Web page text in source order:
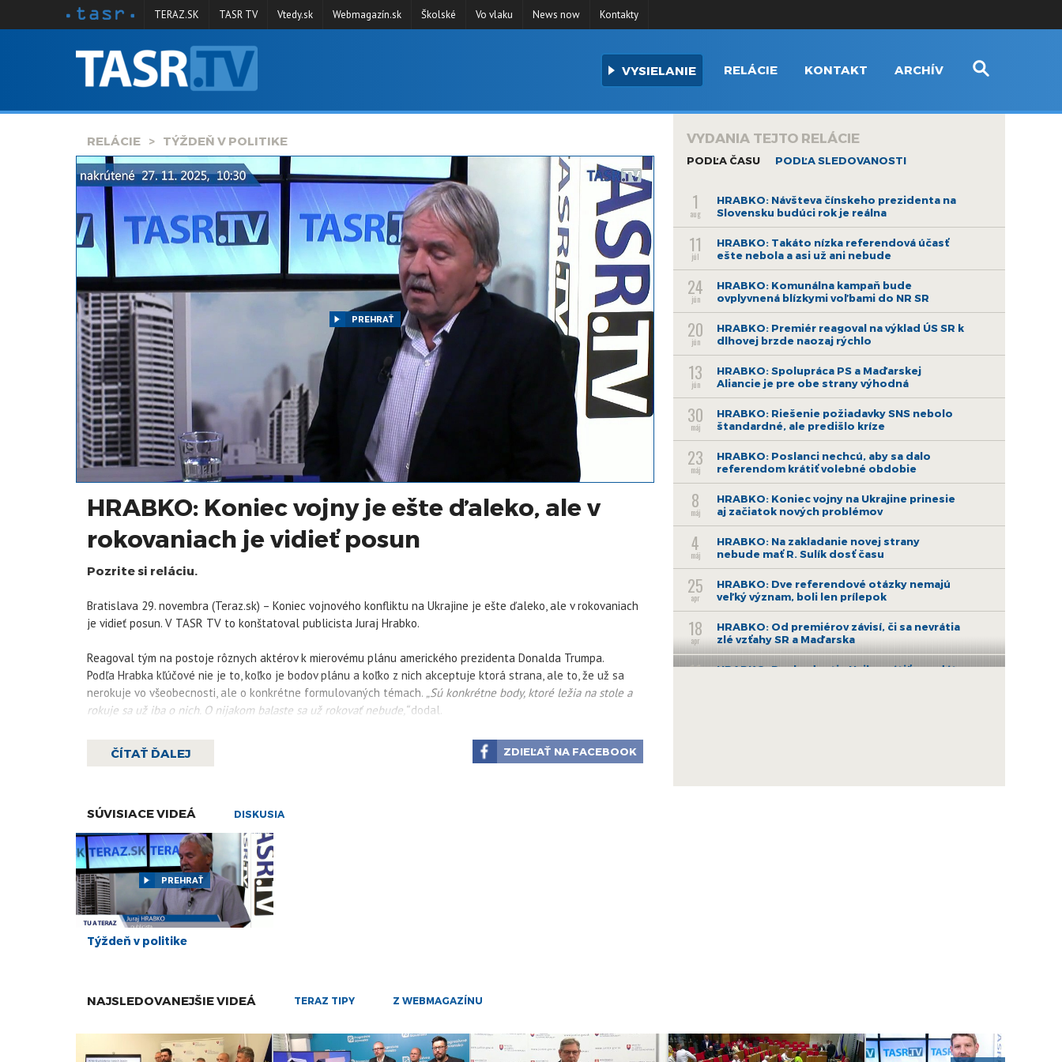
SPRAVODAJSTVO
KONTAKT
TERAZ.SK TASR TV Vtedy.sk Webmagazín.sk Školské Vo vlaku News now Kontakty
VYSIELANIE RELÁCIE KONTAKT ARCHÍV
RELÁCIE TÝŽDEŇ V POLITIKE
PREHRAŤ
HRABKO: Koniec vojny je ešte ďaleko, ale v
rokovaniach je vidieť posun
Pozrite si reláciu.
Bratislava 29. novembra (Teraz.sk) – Koniec vojnového konfliktu na Ukrajine je ešte ďaleko, ale v rokovaniach
je vidieť posun. V TASR TV to konštatoval publicista Juraj Hrabko.
Reagoval tým na postoje rôznych aktérov k mierovému plánu amerického prezidenta Donalda Trumpa.
Podľa Hrabka kľúčové nie je to, koľko je bodov plánu a koľko z nich akceptuje ktorá strana, ale to, že už sa
nerokuje vo všeobecnosti, ale o konkrétne formulovaných témach. „Sú konkrétne body, ktoré ležia na stole a
rokuje sa už iba o nich. O nijakom balaste sa už rokovať nebude,“dodal.
Viac čítajte tu.
ČÍTAŤ ĎALEJ ZDIEĽAŤ NA FACEBOOK
VYDANIA TEJTO RELÁCIE
PODĽA ČASU PODĽA SLEDOVANOSTI
1
aug
HRABKO: Návšteva čínskeho prezidenta na
Slovensku budúci rok je reálna
11
júl
HRABKO: Takáto nízka referendová účasť
ešte nebola a asi už ani nebude
24
jún
HRABKO: Komunálna kampaň bude
ovplyvnená blízkymi voľbami do NR SR
20
jún
HRABKO: Premiér reagoval na výklad ÚS SR k
dlhovej brzde naozaj rýchlo
13
jún
HRABKO: Spolupráca PS a Maďarskej
Aliancie je pre obe strany výhodná
30
máj
HRABKO: Riešenie požiadavky SNS nebolo
štandardné, ale predišlo kríze
23
máj
HRABKO: Poslanci nechcú, aby sa dalo
referendom krátiť volebné obdobie
8
máj
HRABKO: Koniec vojny na Ukrajine prinesie
aj začiatok nových problémov
4
máj
HRABKO: Na zakladanie novej strany
nebude mať R. Sulík dosť času
25
apr
HRABKO: Dve referendové otázky nemajú
veľký význam, boli len prílepok
18
apr
HRABKO: Od premiérov závisí, či sa nevrátia
zlé vzťahy SR a Maďarska
11
HRABKO: Rozhodnutie Hajka vrátiť mandát
SÚVISIACE VIDEÁ DISKUSIA
PREHRAŤ
Týždeň v politike
NAJSLEDOVANEJŠIE VIDEÁ TERAZ TIPY Z WEBMAGAZÍNU